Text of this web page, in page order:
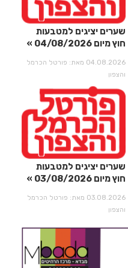
שערים יציגים למטבעות
חוץ מיום 04/08/2026
04.08.2026 מאת: פורטל הכרמל
והצפון
שערים יציגים למטבעות
חוץ מיום 03/08/2026
03.08.2026 מאת: פורטל הכרמל
והצפון